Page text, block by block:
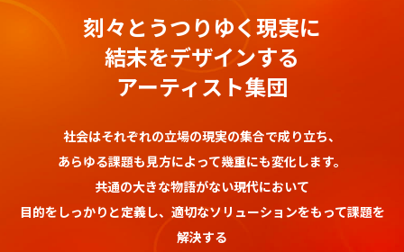
刻々とうつりゆく現実に
結末をデザインする
アーティスト集団
社会はそれぞれの立場の現実の集合で成り立ち、
あらゆる課題も見方によって幾重にも変化します。
共通の大きな物語がない現代において
目的をしっかりと定義し、適切なソリューションをもって課題を
解決する